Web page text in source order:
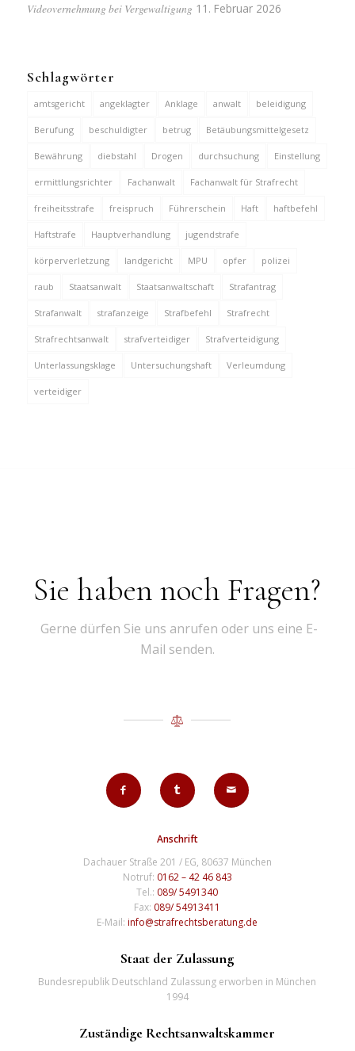
Videovernehmung bei Vergewaltigung 11. Februar 2026
Schlagwörter
amtsgericht angeklagter Anklage anwalt beleidigung
Berufung beschuldigter betrug Betäubungsmittelgesetz
Bewährung diebstahl Drogen durchsuchung Einstellung
ermittlungsrichter Fachanwalt Fachanwalt für Strafrecht
freiheitsstrafe freispruch Führerschein Haft haftbefehl
Haftstrafe Hauptverhandlung jugendstrafe
körperverletzung landgericht MPU opfer polizei
raub Staatsanwalt Staatsanwaltschaft Strafantrag
Strafanwalt strafanzeige Strafbefehl Strafrecht
Strafrechtsanwalt strafverteidiger Strafverteidigung
Unterlassungsklage Untersuchungshaft Verleumdung
verteidiger
Sie haben noch Fragen?
Gerne dürfen Sie uns anrufen oder uns eine E-
Mail senden.
Anschrift
Dachauer Straße 201 / EG, 80637 München
Notruf: 0162 – 42 46 843
Tel.: 089/ 5491340
Fax: 089/ 54913411
E-Mail:info@strafrechtsberatung.de
Staat der Zulassung
Bundesrepublik Deutschland Zulassung erworben in München
1994
Zuständige Rechtsanwaltskammer